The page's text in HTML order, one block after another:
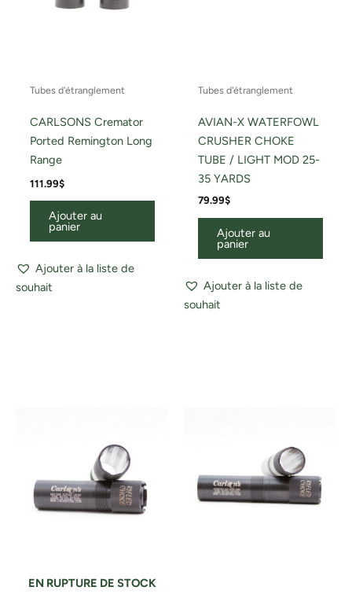
Tubes d'étranglement
CARLSONS Cremator
Ported Remington Long
Range
111.99$
Ajouter au
panier
Ajouter à la liste de
souhait
Tubes d'étranglement
AVIAN-X WATERFOWL
CRUSHER CHOKE
TUBE / LIGHT MOD 25-
35 YARDS
79.99$
Ajouter au
panier
Ajouter à la liste de
souhait
EN RUPTURE DE STOCK